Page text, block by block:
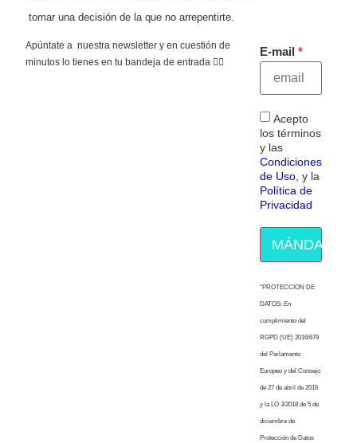
tomar una decisión de la que no arrepentirte.
Apúntate a nuestra newsletter y en cuestión de
minutos lo tienes en tu bandeja de entrada 👇🏻
E-mail
Acepto
los términos
y las
Condiciones
de Uso, y la
Política de
Privacidad
MÁNDAME
“PROTECCION DE
DATOS: En
cumplimiento del
RGPD (UE) 2016/679
del Parlamento
Europeo y del Consejo
de 27 de abril de 2016
y la LO 3/2018 de 5 de
diciembre de
Protección de Datos